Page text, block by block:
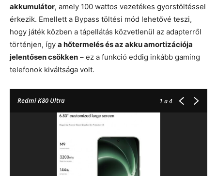
akkumulátor, amely 100 wattos vezetékes gyorstöltéssel
érkezik. Emellett a Bypass töltési mód lehetővé teszi,
hogy játék közben a tápellátás közvetlenül az adapterről
történjen, így a hőtermelés és az akku amortizációja
jelentősen csökken – ez a funkció eddig inkább gaming
telefonok kiváltsága volt.
Redmi K80 Ultra 1 a 4